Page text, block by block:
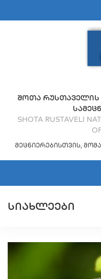
ᲨᲝᲗᲐ
SHOTA RUSTAVELI
ᲛᲔᲪᲜᲘᲔᲠᲔᲑᲘᲡᲗᲕᲘᲡ,
ᲡᲘᲐᲮᲚᲔᲔᲑᲘ